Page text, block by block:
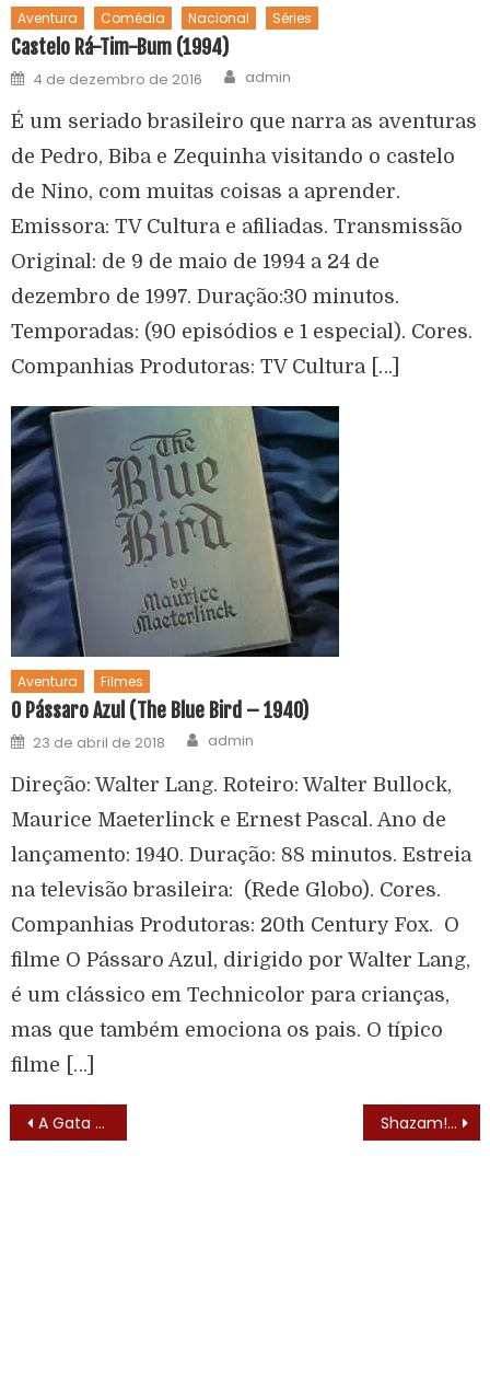
Aventura Comédia Nacional Séries
Castelo Rá-Tim-Bum (1994)
4 de dezembro de 2016 admin
É um seriado brasileiro que narra as aventuras
de Pedro, Biba e Zequinha visitando o castelo
de Nino, com muitas coisas a aprender.
Emissora: TV Cultura e afiliadas. Transmissão
Original: de 9 de maio de 1994 a 24 de
dezembro de 1997. Duração:30 minutos.
Temporadas: (90 episódios e 1 especial). Cores.
Companhias Produtoras: TV Cultura […]
Aventura Filmes
O Pássaro Azul (The Blue Bird – 1940)
23 de abril de 2018 admin
Direção: Walter Lang. Roteiro: Walter Bullock,
Maurice Maeterlinck e Ernest Pascal. Ano de
lançamento: 1940. Duração: 88 minutos. Estreia
na televisão brasileira: (Rede Globo). Cores.
Companhias Produtoras: 20th Century Fox. O
filme O Pássaro Azul, dirigido por Walter Lang,
é um clássico em Technicolor para crianças,
mas que também emociona os pais. O típico
filme […]
A Gata e o Rato (Moonlighting – 1985) – Trilha Sonora Shazam! – Capitão Marvel (Shazam! – 1974) – Elenco